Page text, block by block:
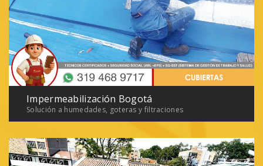
Impermeabilización Bogotá
Solución a humedades, goteras y filtraciones